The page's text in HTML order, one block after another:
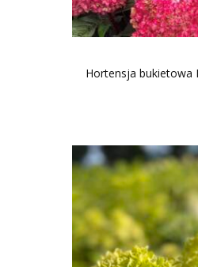
Hortensja bukietowa